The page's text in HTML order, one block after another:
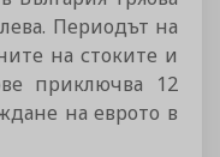
Периодът на
на стоките и
приключва 12
на еврото в